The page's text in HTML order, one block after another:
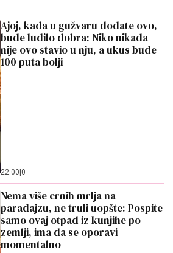
Ajoj, kada u gužvaru dodate ovo,
bude ludilo dobra: Niko nikada
nije ovo stavio u nju, a ukus bude
100 puta bolji
22:00 0
Nema više crnih mrlja na
paradajzu, ne truli uopšte: Pospite
samo ovaj otpad iz kunjihe po
zemlji, ima da se oporavi
momentalno